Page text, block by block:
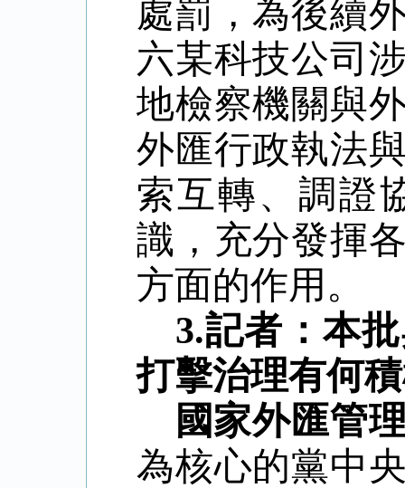
處罰，為後續
六某科技公司
地檢察機關與
外匯行政執法
索互轉、調證
識，充分發揮
方面的作用。
3.記者：本
打擊治理有何
國家外匯管
為核心的黨中